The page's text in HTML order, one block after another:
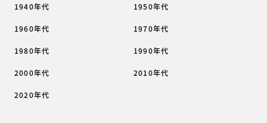
1940年代 1950年代
1960年代 1970年代
1980年代 1990年代
2000年代 2010年代
2020年代